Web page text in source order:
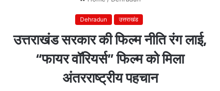
Dehradun उत्तराखंड
उत्तराखंड सरकार की फिल्म नीति रंग लाई,
“फायर वॉरियर्स” फिल्म को मिला
अंतरराष्ट्रीय पहचान